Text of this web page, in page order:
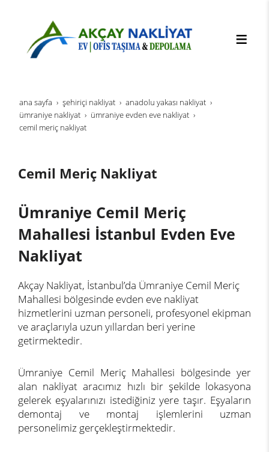
ana sayfa şehi̇ri̇çi̇ nakli̇yat
anadolu yakası nakliyat
ümraniye nakliyat
ümraniye evden eve nakliyat
cemil meriç nakliyat
Cemil Meriç Nakliyat
Ümraniye Cemil Meriç
Mahallesi İstanbul Evden Eve
Nakliyat
Akçay Nakliyat, İstanbul’da Ümraniye Cemil Meriç
Mahallesi bölgesinde evden eve nakliyat
hizmetlerini uzman personeli, profesyonel ekipman
ve araçlarıyla uzun yıllardan beri yerine
getirmektedir.
Ümraniye Cemil Meriç Mahallesi bölgesinde yer
alan nakliyat aracımız hızlı bir şekilde lokasyona
gelerek eşyalarınızı istediğiniz yere taşır. Eşyaların
demontaj ve montaj işlemlerini uzman
personelimiz gerçekleştirmektedir.